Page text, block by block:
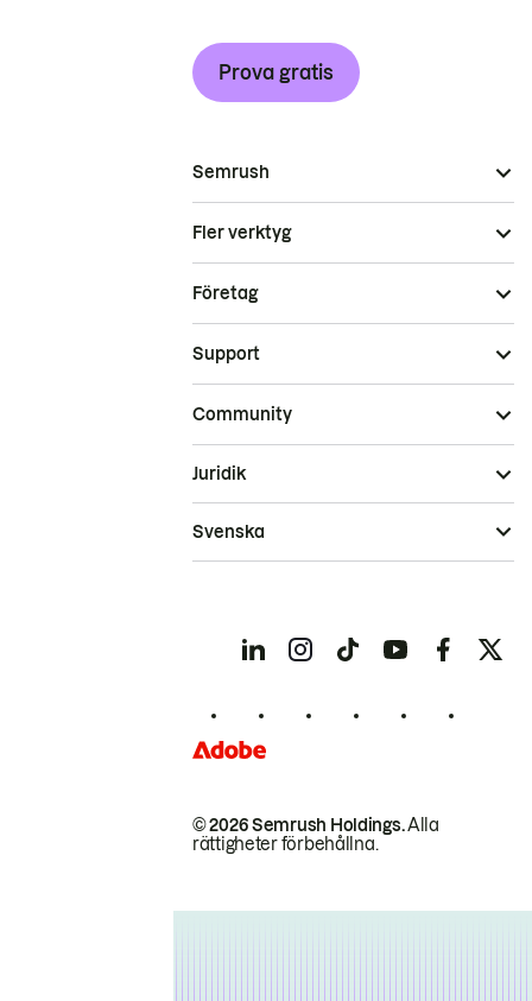
Prova gratis
Semrush
Fler verktyg
Företag
Support
Community
© 2026 Semrush Holdings.Alla
rättigheter förbehållna.
Juridik
Svenska